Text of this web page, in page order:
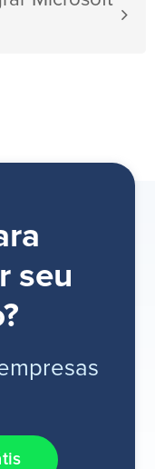
seu